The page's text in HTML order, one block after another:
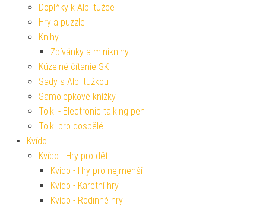
Doplňky k Albi tužce
Hry a puzzle
Knihy
Zpívánky a miniknihy
Kúzelné čítanie SK
Sady s Albi tužkou
Samolepkové knížky
Tolki - Electronic talking pen
Tolki pro dospělé
Kvído
Kvído - Hry pro děti
Kvído - Hry pro nejmenší
Kvído - Karetní hry
Kvído - Rodinné hry